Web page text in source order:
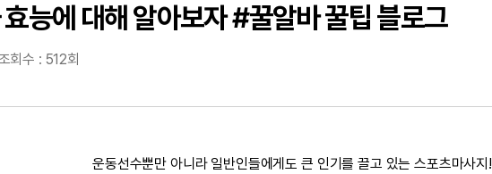
능에 대해 알아보자 #꿀알바 꿀팁 블로그
회수 : 512회
운동선수뿐만 아니라 일반인들에게도 큰 인기를 끌고 있는 스포츠마사지!